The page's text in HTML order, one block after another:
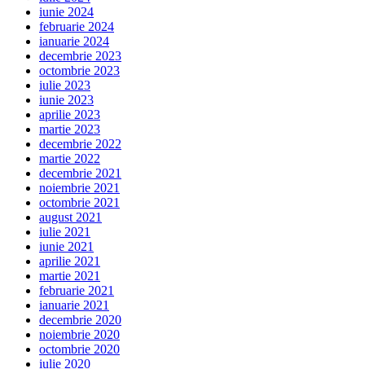
iunie 2024
februarie 2024
ianuarie 2024
decembrie 2023
octombrie 2023
iulie 2023
iunie 2023
aprilie 2023
martie 2023
decembrie 2022
martie 2022
decembrie 2021
noiembrie 2021
octombrie 2021
august 2021
iulie 2021
iunie 2021
aprilie 2021
martie 2021
februarie 2021
ianuarie 2021
decembrie 2020
noiembrie 2020
octombrie 2020
iulie 2020